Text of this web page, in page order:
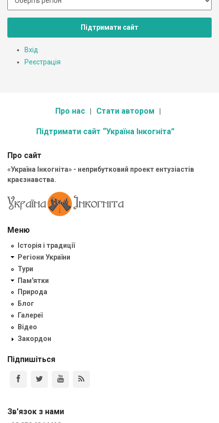
Підтримати сайт
Вхід
Реєстрація
Про нас Стати автором
Підтримати сайт “Україна Інкогніта”
Про сайт
«Україна Інкогніта» - неприбутковий проект ентузіастів
краєзнавства.
Меню
Історія і традиції
Регіони України
Тури
Пам'ятки
Природа
Блог
Галереї
Відео
Закордон
Підпишіться
Зв'язок з нами